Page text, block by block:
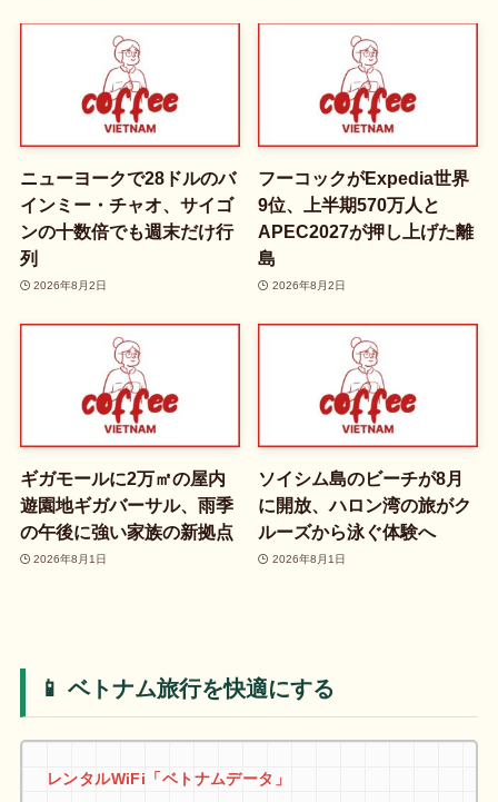
ニューヨークで28ドルのバ
インミー・チャオ、サイゴ
ンの十数倍でも週末だけ行
列
2026年8月2日
フーコックがExpedia世界
9位、上半期570万人と
APEC2027が押し上げた離
島
2026年8月2日
ギガモールに2万㎡の屋内
遊園地ギガバーサル、雨季
の午後に強い家族の新拠点
2026年8月1日
ソイシム島のビーチが8月
に開放、ハロン湾の旅がク
ルーズから泳ぐ体験へ
2026年8月1日
📱 ベトナム旅行を快適にする
レンタルWiFi「ベトナムデータ」